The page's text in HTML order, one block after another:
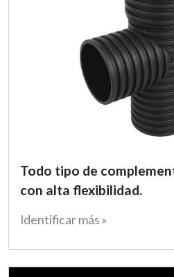
Todo tipo de
con alta flexibilidad.
Identificar más »